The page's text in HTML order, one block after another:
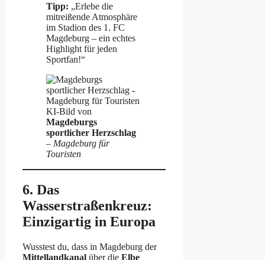
Tipp: „Erlebe die
mitreißende Atmosphäre
im Stadion des 1. FC
Magdeburg – ein echtes
Highlight für jeden
Sportfan!“
KI-Bild von
Magdeburgs
sportlicher Herzschlag
– Magdeburg für
Touristen
6. Das
Wasserstraßenkreuz:
Einzigartig in Europa
Wusstest du, dass in Magdeburg der
Mittellandkanal über die Elbe